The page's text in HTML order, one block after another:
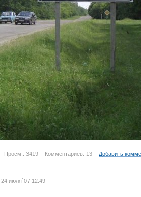
Просм.: 3419 Комментариев: 13 Добавить
24 июля´07 12:49